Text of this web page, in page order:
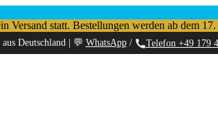
statt. Bestellungen werden ab dem
Deutschland | 💬 WhatsApp/ Telefon +49 179